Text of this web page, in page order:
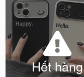
Hết hàng